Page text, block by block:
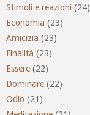
Stimoli e reazioni (24)
Economia (23)
Amicizia (23)
Finalità (23)
Essere (22)
Dominare (22)
Odio (21)